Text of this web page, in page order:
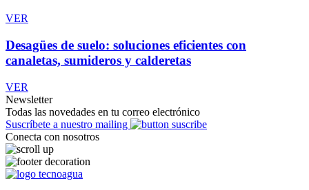
VER
Desagües de suelo: soluciones eficientes con
canaletas, sumideros y calderetas
VER
Newsletter
Todas las novedades en tu correo electrónico
Suscríbete a nuestro mailing
Conecta con nosotros